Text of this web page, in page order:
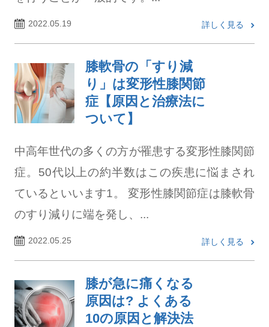
2022.05.19 詳しく見る
膝軟骨の「すり減
り」は変形性膝関節
症【原因と治療法に
ついて】
中高年世代の多くの方が罹患する変形性膝関節
症。50代以上の約半数はこの疾患に悩まされ
ているといいます1。 変形性膝関節症は膝軟骨
のすり減りに端を発し、...
2022.05.25 詳しく見る
膝が急に痛くなる
原因は? よくある
10の原因と解決法